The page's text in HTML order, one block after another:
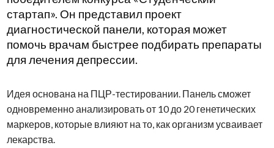
стартап». Он представил проект
диагностической панели, которая может
помочь врачам быстрее подбирать препараты
для лечения депрессии.
Идея основана на ПЦР-тестировании. Панель сможет
одновременно анализировать от 10 до 20 генетических
маркеров, которые влияют на то, как организм усваивает
лекарства.